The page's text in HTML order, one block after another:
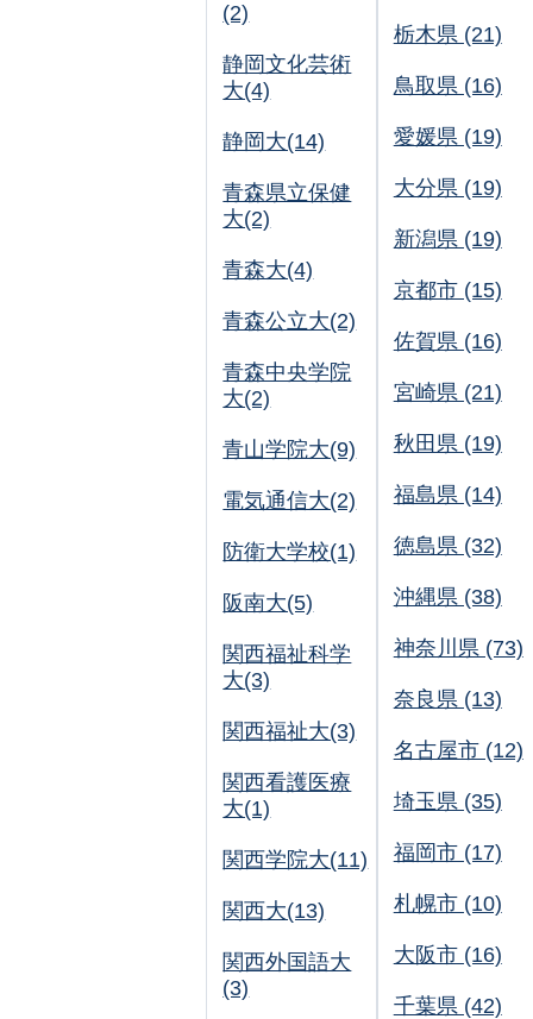
(2)
静岡文化芸術
大(4)
静岡大(14)
青森県立保健
大(2)
青森大(4)
青森公立大(2)
青森中央学院
大(2)
青山学院大(9)
電気通信大(2)
防衛大学校(1)
阪南大(5)
関西福祉科学
大(3)
関西福祉大(3)
関西看護医療
大(1)
関西学院大(11)
関西大(13)
関西外国語大
(3)
栃木県 (21)
鳥取県 (16)
愛媛県 (19)
大分県 (19)
新潟県 (19)
京都市 (15)
佐賀県 (16)
宮崎県 (21)
秋田県 (19)
福島県 (14)
徳島県 (32)
沖縄県 (38)
神奈川県 (73)
奈良県 (13)
名古屋市 (12)
埼玉県 (35)
福岡市 (17)
札幌市 (10)
大阪市 (16)
千葉県 (42)